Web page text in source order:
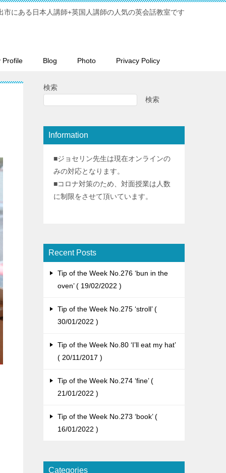
市にある日本人講師+英国人講師の人気の英会話教室です
Profile Blog Photo Privacy Policy
検索
検索
Information
■ジョセリン先生は現在オンラインの
みの対応となります。
■コロナ対策のため、対面授業は人数
に制限をさせて頂いています。
Recent Posts
Tip of the Week No.276 ‘bun in the
oven’
19/02/2022
Tip of the Week No.275 ‘stroll’
30/01/2022
Tip of the Week No.80 ‘I’ll eat my hat’
20/11/2017
Tip of the Week No.274 ‘fine’
21/01/2022
Tip of the Week No.273 ‘book’
16/01/2022
Categories